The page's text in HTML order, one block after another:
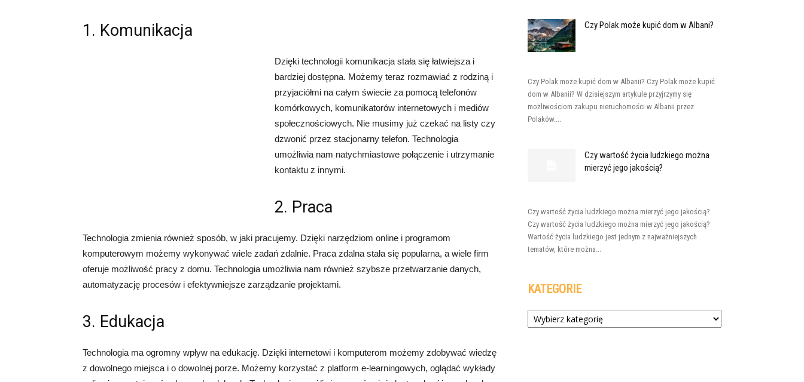
1. Komunikacja
Dzięki technologii komunikacja stała się łatwiejsza i
bardziej dostępna. Możemy teraz rozmawiać z rodziną i
przyjaciółmi na całym świecie za pomocą telefonów
komórkowych, komunikatorów internetowych i mediów
społecznościowych. Nie musimy już czekać na listy czy
dzwonić przez stacjonarny telefon. Technologia
umożliwia nam natychmiastowe połączenie i utrzymanie
kontaktu z innymi.
2. Praca
Technologia zmienia również sposób, w jaki pracujemy. Dzięki narzędziom online i programom
komputerowym możemy wykonywać wiele zadań zdalnie. Praca zdalna stała się popularna, a wiele firm
oferuje możliwość pracy z domu. Technologia umożliwia nam również szybsze przetwarzanie danych,
automatyzację procesów i efektywniejsze zarządzanie projektami.
3. Edukacja
Technologia ma ogromny wpływ na edukację. Dzięki internetowi i komputerom możemy zdobywać wiedzę
z dowolnego miejsca i o dowolnej porze. Możemy korzystać z platform e-learningowych, oglądać wykłady
Czy Polak może kupić dom w Albani?
Czy Polak może kupić dom w Albanii? Czy Polak może kupić
dom w Albanii? W dzisiejszym artykule przyjrzymy się
możliwościom zakupu nieruchomości w Albanii przez
Polaków....
Czy wartość życia ludzkiego można
mierzyć jego jakością?
Czy wartość życia ludzkiego można mierzyć jego jakością?
Czy wartość życia ludzkiego można mierzyć jego jakością?
Wartość życia ludzkiego jest jednym z najważniejszych
tematów, które można...
KATEGORIE
Kategorie